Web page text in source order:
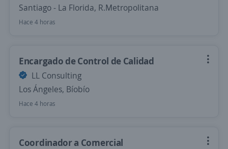
Santiago - La Florida, R.Metropolitana
Hace 4 horas
Encargado de Control de Calidad
LL Consulting
Los Ángeles, Bíobío
Hace 4 horas
Coordinador a Comercial